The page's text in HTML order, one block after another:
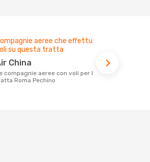
aeree che effettuano
su questa tratta
Air China
Roma Pechino